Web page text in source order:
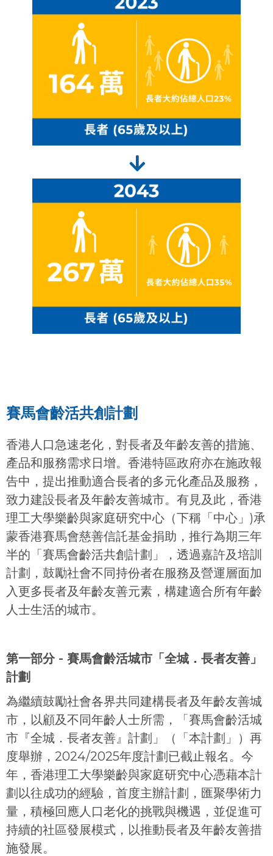
賽馬會齡活共創計劃
香港人口急速老化，對長者及年齡友善的措施、
產品和服務需求日增。香港特區政府亦在施政報
告中，提出推動適合長者的多元化產品及服務，
致力建設長者及年齡友善城市。有見及此，香港
理工大學樂齡與家庭研究中心（下稱「中心」)承
蒙香港賽馬會慈善信託基金捐助，推行為期三年
半的「賽馬會齡活共創計劃」，透過嘉許及培訓
計劃，鼓勵社會不同持份者在服務及營運層面加
入更多長者及年齡友善元素，構建適合所有年齡
人士生活的城市。
第一部分 - 賽馬會齡活城市「全城．長者友善」
計劃
為繼續鼓勵社會各界共同建構長者及年齡友善城
市，以顧及不同年齡人士所需，「賽馬會齡活城
市『全城．長者友善』計劃」（「本計劃」）再
度舉辦，2024/2025年度計劃已截止報名。今
年，香港理工大學樂齡與家庭研究中心憑藉本計
劃以往成功的經驗，首度主辦計劃，匯聚學術力
量，積極回應人口老化的挑戰與機遇，並促進可
持續的社區發展模式，以推動長者及年齡友善措
施發展。